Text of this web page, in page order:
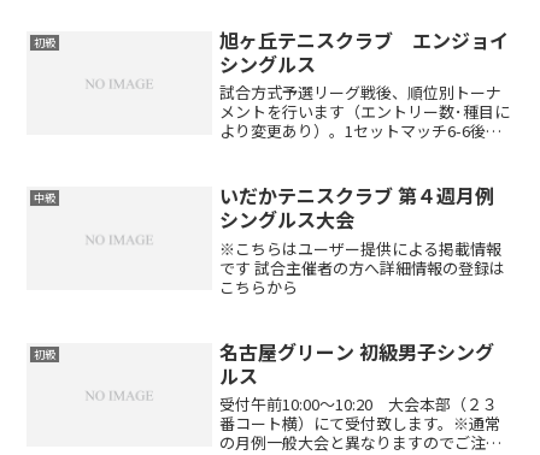
初級
旭ヶ丘テニスクラブ エンジョイ
シングルス
試合方式予選リーグ戦後、順位別トーナ
メントを行います（エントリー数･種目に
より変更あり）。1セットマッチ6-6後タ
初・中級者対象です。旭ヶ丘テニスクラ
ブにおける上級者...
中級
いだかテニスクラブ 第４週月例
シングルス大会
※こちらはユーザー提供による掲載情報
です 試合主催者の方へ詳細情報の登録は
こちらから
初級
名古屋グリーン 初級男子シング
ルス
受付午前10:00～10:20 大会本部（２３
番コート横）にて受付致します。※通常
の月例一般大会と異なりますのでご注意